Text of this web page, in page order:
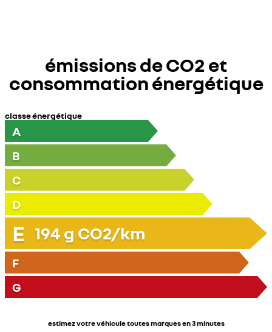
émissions de CO2 et
consommation énergétique
classe énergétique
A
B
C
D
E 194 g CO2/km
F
G
estimez votre véhicule toutes marques en 3 minutes